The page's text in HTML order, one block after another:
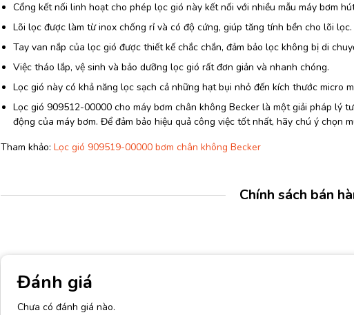
Cổng kết nối linh hoạt cho phép lọc gió này kết nối với nhiều mẫu máy bơm
Lõi lọc được làm từ inox chống rỉ và có độ cứng, giúp tăng tính bền cho lõi lọc.
Tay van nắp của lọc gió được thiết kế chắc chắn, đảm bảo lọc không bị di
Việc tháo lắp, vệ sinh và bảo dưỡng lọc gió rất đơn giản và nhanh chóng.
Lọc gió này có khả năng lọc sạch cả những hạt bụi nhỏ đến kích thước micro
Lọc gió 909512-00000 cho máy bơm chân không Becker là một giải pháp lý
động của máy bơm. Để đảm bảo hiệu quả công việc tốt nhất, hãy chú ý chọn
Tham khảo: Lọc gió 909519-00000 bơm chân không Becker
Chính sách bán
Đánh giá
Chưa có đánh giá nào.